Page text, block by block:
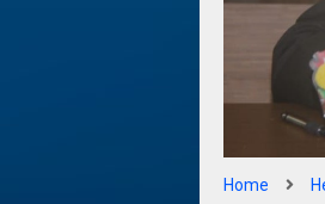
Home